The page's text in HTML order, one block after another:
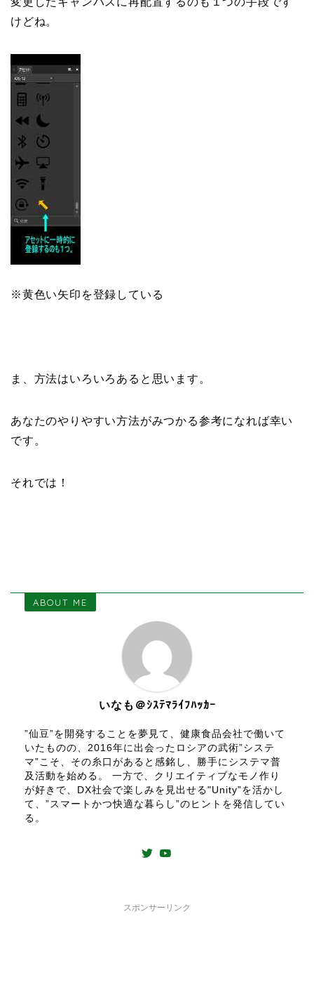
けどね。
※黄色い矢印を登録している
ま、方法はいろいろあると思います。
あなたのやりやすい方法がみつかる参考になれば幸い
です。
それでは！
ABOUT ME
いなも＠ｼｽﾃﾏﾗｲﾌﾊｯｶｰ
”仙豆”を開発することを夢見て、健康食品会社で働いて
いたものの、2016年に出会ったロシアの武術”システ
マ”こそ、その糸口があると感銘し、勝手にシステマ普
及活動を始める。 一方で、クリエイティブなモノ作り
が好きで、DX社会で楽しみを見出せる"Unity”を活かし
て、”スマートかつ快適な暮らし”のヒントを発信してい
る。
スポンサーリンク